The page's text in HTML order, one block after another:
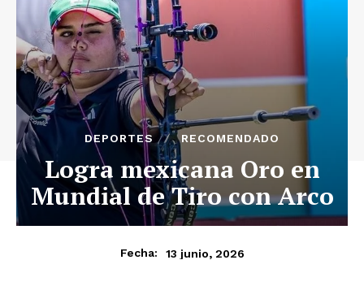
DEPORTES RECOMENDADO
Logra mexicana Oro en
Mundial de Tiro con Arco
Fecha: 13 junio, 2026